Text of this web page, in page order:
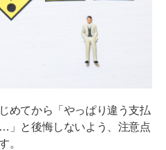
めてから「やっぱり違う支払
と後悔しないよう、注意点
。